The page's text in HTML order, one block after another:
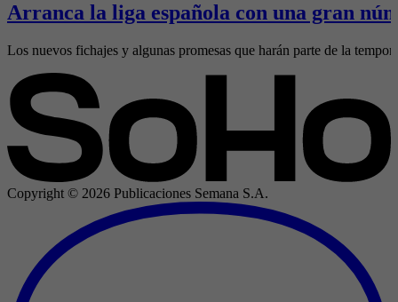
Arranca la liga española con una gran
Los nuevos fichajes y algunas promesas que harán parte de la
Copyright © 2026 Publicaciones Semana S.A.